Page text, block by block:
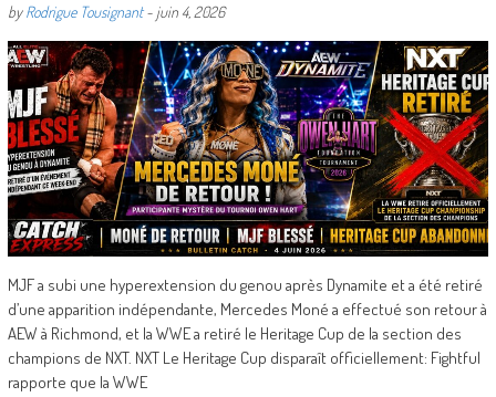
byRodrigue Tousignant- juin 4, 2026
MJF a subi une hyperextension du genou après Dynamite et a été retiré
d’une apparition indépendante, Mercedes Moné a effectué son retour à
AEW à Richmond, et la WWE a retiré le Heritage Cup de la section des
champions de NXT. NXT Le Heritage Cup disparaît officiellement: Fightful
rapporte que la WWE